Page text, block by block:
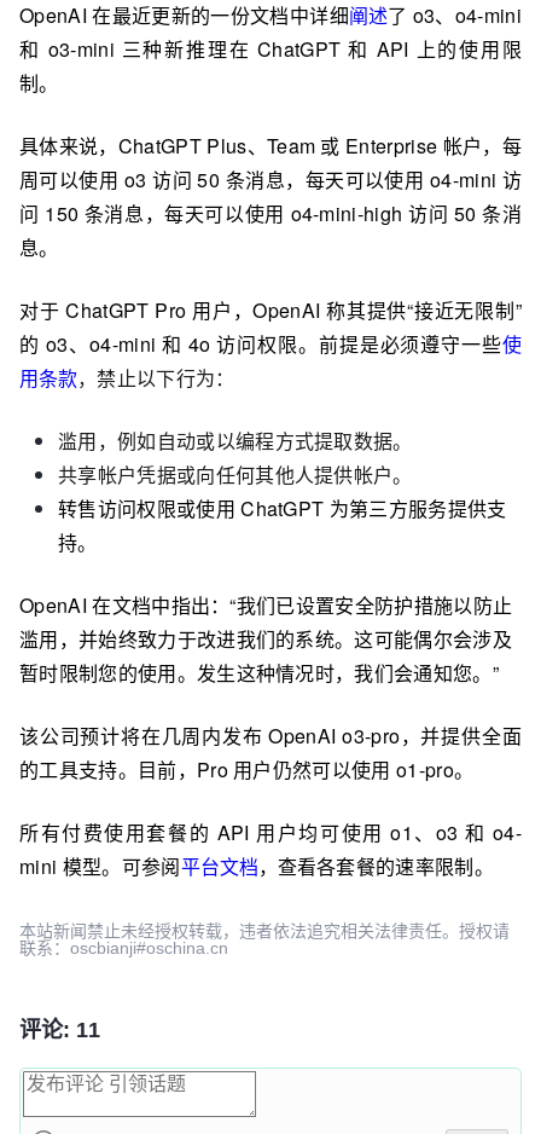
OpenAI 在最近更新的一份文档中详细阐述了 o3、o4-mini
和 o3-mini 三种新推理在 ChatGPT 和 API 上的使用限
制。
具体来说，ChatGPT Plus、Team 或 Enterprise 帐户，每
周可以使用 o3 访问 50 条消息，每天可以使用 o4-mini 访
问 150 条消息，每天可以使用 o4-mini-high 访问 50 条消
息。
对于 ChatGPT Pro 用户，OpenAI 称其提供“接近无限制”
的 o3、o4-mini 和 4o 访问权限。前提是必须遵守一些使
用条款，禁止以下行为：
滥用，例如自动或以编程方式提取数据。
共享帐户凭据或向任何其他人提供帐户。
转售访问权限或使用 ChatGPT 为第三方服务提供支
持。
OpenAI 在文档中指出：“我们已设置安全防护措施以防止
滥用，并始终致力于改进我们的系统。这可能偶尔会涉及
暂时限制您的使用。发生这种情况时，我们会通知您。”
该公司预计将在几周内发布 OpenAI o3‑pro，并提供全面
的工具支持。目前，Pro 用户仍然可以使用 o1‑pro。
所有付费使用套餐的 API 用户均可使用 o1、o3 和 o4-
mini 模型。可参阅平台文档， 查看各套餐的速率限制。
本站新闻禁止未经授权转载，违者依法追究相关法律责任。授权请
联系：oscbianji#oschina.cn
评论: 11